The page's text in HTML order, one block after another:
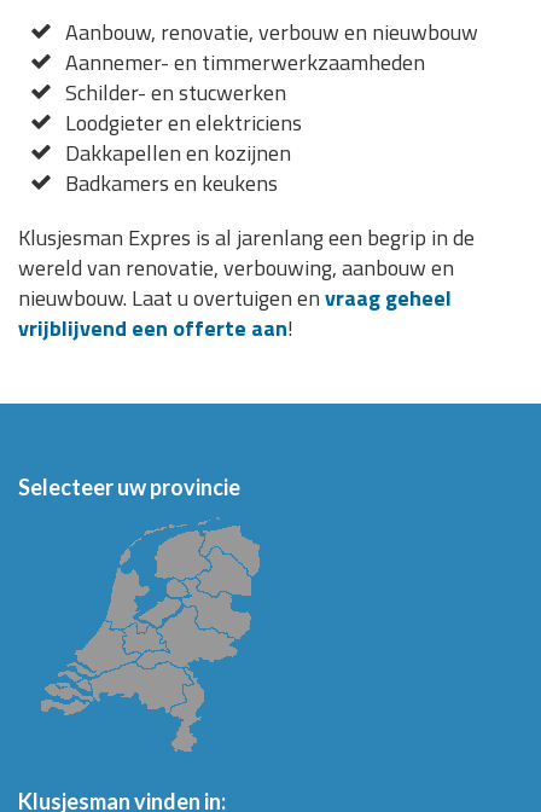
Aanbouw, renovatie, verbouw en nieuwbouw
Aannemer- en timmerwerkzaamheden
Schilder- en stucwerken
Loodgieter en elektriciens
Dakkapellen en kozijnen
Badkamers en keukens
Klusjesman Expres is al jarenlang een begrip in de
wereld van renovatie, verbouwing, aanbouw en
nieuwbouw. Laat u overtuigen envraag geheel
vrijblijvend een offerte aan!
Selecteer uw provincie
Klusjesman vinden in: